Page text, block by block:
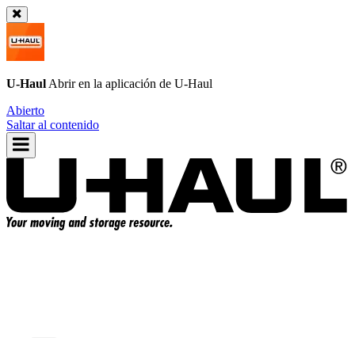
U-Haul Abrir en la aplicación de U-Haul
Abierto
Saltar al contenido